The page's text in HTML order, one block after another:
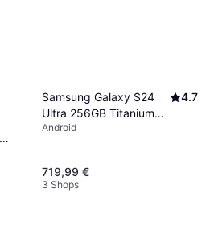
Samsung Galaxy S24
Ultra 256GB Titanium
Yellow
4.7
Android
719,99 €
3 Shops